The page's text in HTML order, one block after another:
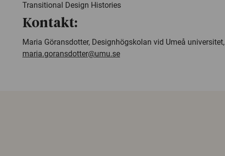
Transitional Design Histories
Kontakt:
Maria Göransdotter, Designhögskolan vid Umeå universitet,
maria.goransdotter@umu.se